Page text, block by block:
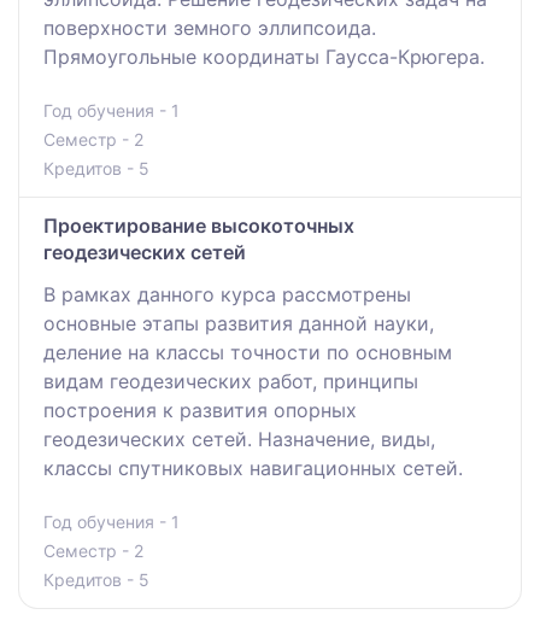
поверхности земного эллипсоида.
Прямоугольные координаты Гаусса-Крюгера.
Год обучения - 1
Семестр - 2
Кредитов - 5
Проектирование высокоточных
геодезических сетей
В рамках данного курса рассмотрены
основные этапы развития данной науки,
деление на классы точности по основным
видам геодезических работ, принципы
построения к развития опорных
геодезических сетей. Назначение, виды,
классы спутниковых навигационных сетей.
Год обучения - 1
Семестр - 2
Кредитов - 5